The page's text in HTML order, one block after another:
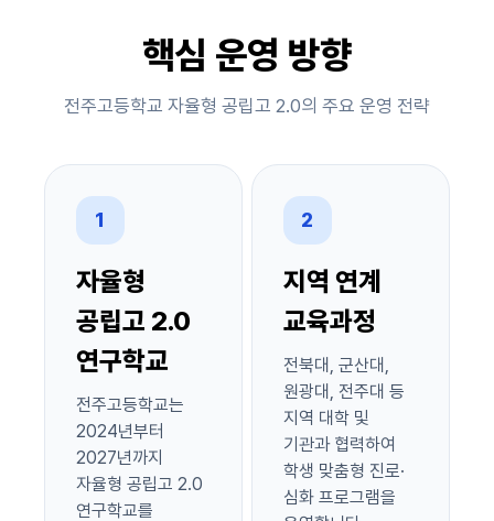
핵심 운영 방향
전주고등학교 자율형 공립고 2.0의 주요 운영 전략
1
자율형
공립고 2.0
연구학교
전주고등학교는
2024년부터
2027년까지
자율형 공립고 2.0
연구학교를
2
지역 연계
교육과정
전북대, 군산대,
원광대, 전주대 등
지역 대학 및
기관과 협력하여
학생 맞춤형 진로·
심화 프로그램을